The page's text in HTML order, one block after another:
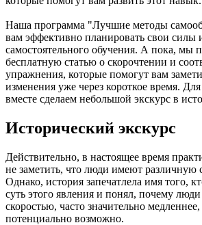
Наша программа "Лучшие методы
вам эффективно планировать свои силы
самостоятельного обучения. А пока, мы
бесплатную статью о скорочтении и
упражнения, которые помогут вам
изменения уже через короткое время. Для
вместе сделаем небольшой экскурс в
Исторический экскурс
Действительно, в настоящее время
не заметить, что люди имеют различную
Однако, история запечатлела имя того,
суть этого явления и понял, почему
скоростью, часто значительно
потенциально возможно.